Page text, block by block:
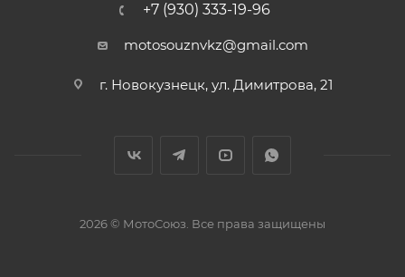
+7 (930) 333-19-96
motosouznvkz@gmail.com
г. Новокузнецк, ул. Димитрова, 21
2026 © МотоСоюз. Все права защищены